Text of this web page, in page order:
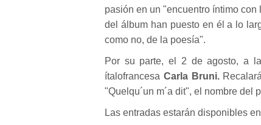
pasión en un "encuentro íntimo
del álbum han puesto en él a lo
como no, de la poesía".
Por su parte, el 2 de agosto, a
ítalofrancesa Carla Bruni.
"Quelqu´un m´a dit", el nombre del
Las entradas estarán disponibles